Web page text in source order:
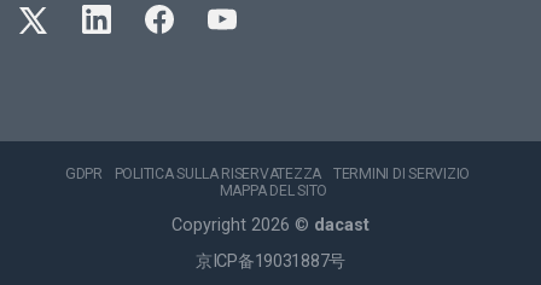
GDPR POLITICA SULLA RISERVATEZZA
TERMINI DI SERVIZIO
MAPPA DEL SITO
Copyright 2026 © dacast
京ICP备19031887号